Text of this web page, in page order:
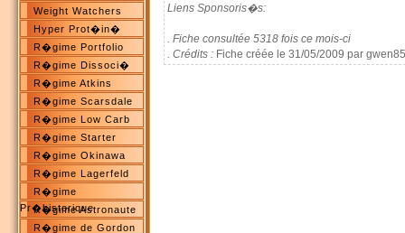
Weight Watchers
Hyper Prot�in�
R�gime Portfolio
R�gime Dissoci�
R�gime Atkins
R�gime Scarsdale
R�gime Low Carb
R�gime Starter
R�gime Okinawa
R�gime Lagerfeld
R�gime
Pr�historique
R�gime Astronaute
R�gime de Gordon
Liens Sponsoris�s:
. Fiche consultée 5318 fois ce mois-ci
. Crédits :Fiche créée le 31/05/2009 par gwen85